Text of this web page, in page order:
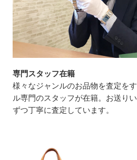
専門スタッフ在籍
様々なジャンルのお品物を査定を
ル専門のスタッフが在籍。お送り
ずつ丁寧に査定しています。